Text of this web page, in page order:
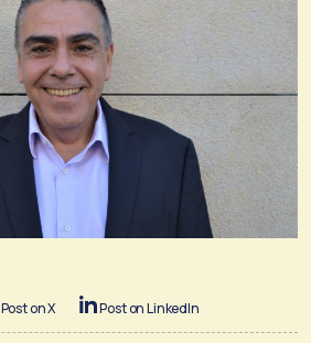
Post on X Post on LinkedIn